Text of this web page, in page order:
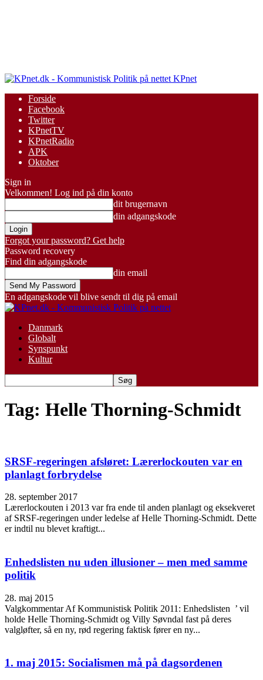
KPnet
Forside
Facebook
Twitter
KPnetTV
KPnetRadio
APK
Oktober
Sign in
Velkommen! Log ind på din konto
dit brugernavn
din adgangskode
Forgot your password? Get help
Password recovery
Find din adgangskode
din email
En adgangskode vil blive sendt til dig på email
Danmark
Globalt
Synspunkt
Kultur
Tag: Helle Thorning-Schmidt
SRSF-regeringen afsløret: Lærerlockouten var en
planlagt forbrydelse
28. september 2017
Lærerlockouten i 2013 var fra ende til anden planlagt og eksekveret
af SRSF-regeringen under ledelse af Helle Thorning-Schmidt. Dette
er indtil nu blevet kraftigt...
Enhedslisten nu uden illusioner – men med samme
politik
28. maj 2015
Valgkommentar Af Kommunistisk Politik 2011: Enhedslisten ’ vil
holde Helle Thorning-Schmidt og Villy Søvndal fast på deres
valgløfter, så en ny, rød regering faktisk fører en ny...
1. maj 2015: Socialismen må på dagsordenen